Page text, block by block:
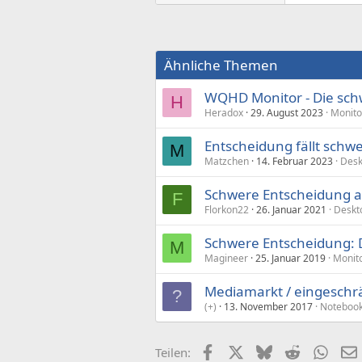
Ähnliche Themen
H WQHD Monitor - Die
Heradox 29. August 2023
M Entscheidung fällt
Matzchen 14. Februar 2023
F Schwere Entscheidung
Florkon22 26. Januar 2021
M Schwere Entscheidung:
Magineer 25. Januar 2019
? Mediamarkt /
(+) 13. November 2017
Teilen: FacebookX (Twitter)
BlueskyReddit